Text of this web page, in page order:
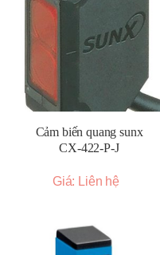
Cảm biến quang sunx
CX-422-P-J
Giá: Liên hệ